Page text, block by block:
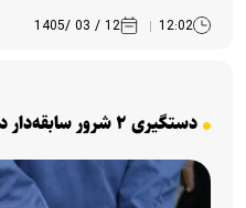
12:02
12 / 03 /1405
دستگیری ۲ شرور سابقه‌دار در مسعودیه